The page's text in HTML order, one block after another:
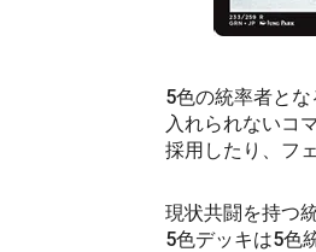
5色の統率者と
入れられないコ
採用したり、フ
現状共闘を持つ
5色デッキは5色